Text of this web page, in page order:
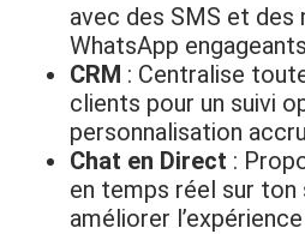
avec des SMS et des
WhatsApp
CRM : Centralise
clients pour un suivi
personnalisation
Chat en Direct :
en temps réel sur ton
améliorer